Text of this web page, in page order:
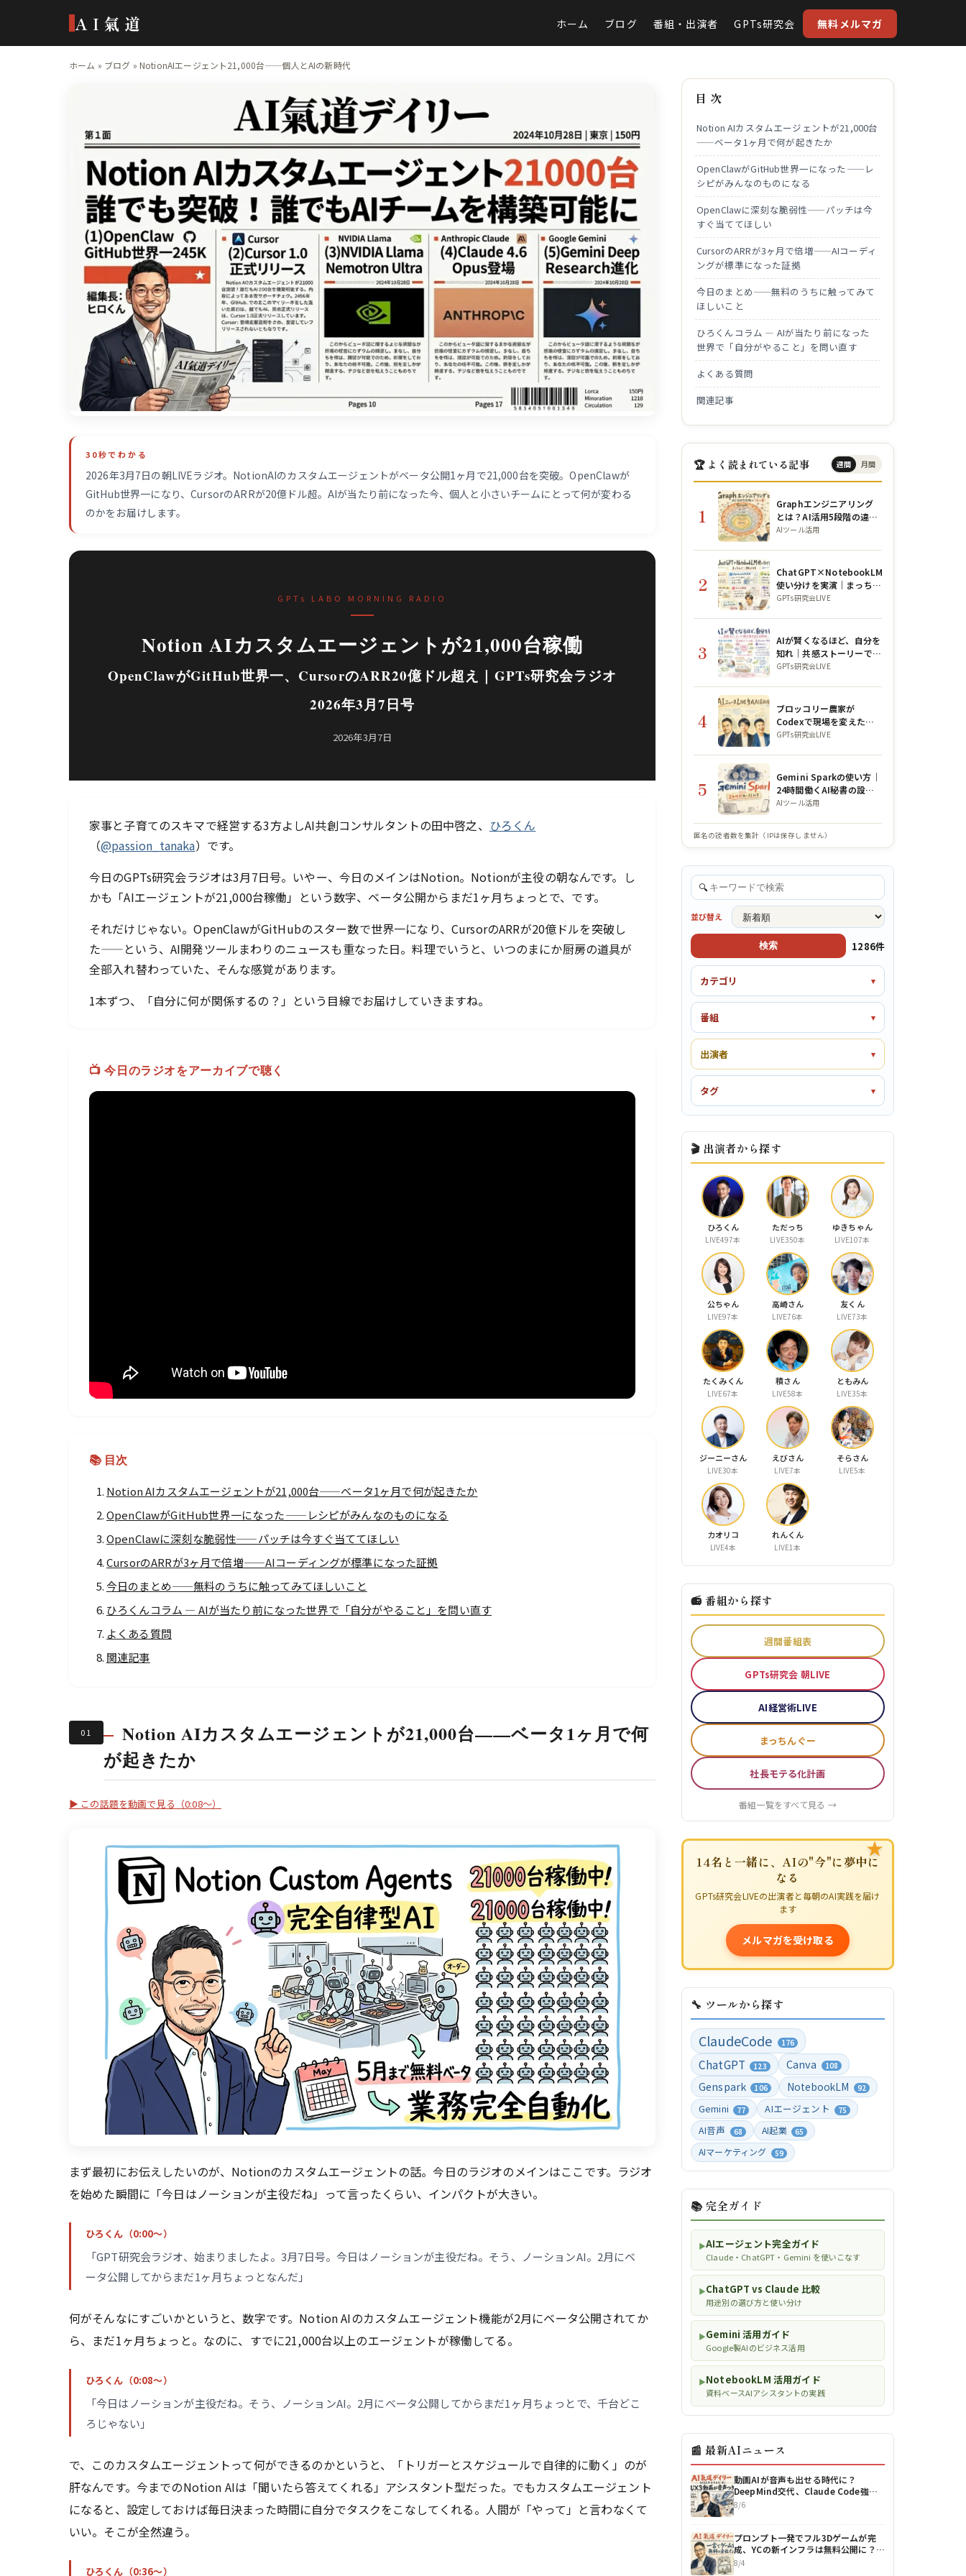
AI氣道 ホーム ブログ 番組・出演者 GPTs研究会 無料メルマガ
ホーム » ブログ » NotionAIエージェント21,000台——個人とAIの新時代
30秒でわかる
2026年3月7日の朝LIVEラジオ。NotionAIのカスタムエージェントがベータ公開1ヶ月で21,000台を突破。OpenClawが
GitHub世界一になり、CursorのARRが20億ドル超。AIが当たり前になった今、個人と小さいチームにとって何が変わる
のかをお届けします。
GPTs LABO MORNING RADIO
Notion AIカスタムエージェントが21,000台稼働
OpenClawがGitHub世界一、CursorのARR20億ドル超え｜GPTs研究会ラジオ
2026年3月7日号
2026年3月7日
家事と子育てのスキマで経営する3方よしAI共創コンサルタントの田中啓之、 ひろくん
（@passion_tanaka）です。
今日のGPTs研究会ラジオは3月7日号。いやー、今日のメインはNotion。Notionが主役の朝なんです。し
かも「AIエージェントが21,000台稼働」という数字、ベータ公開からまだ1ヶ月ちょっとで、です。
それだけじゃない。OpenClawがGitHubのスター数で世界一になり、CursorのARRが20億ドルを突破し
た——という、AI開発ツールまわりのニュースも重なった日。料理でいうと、いつのまにか厨房の道具が
全部入れ替わっていた、そんな感覚があります。
1本ずつ、「自分に何が関係するの？」という目線でお届けしていきますね。
📺 今日のラジオをアーカイブで聴く
📚 目次
Notion AIカスタムエージェントが21,000台——ベータ1ヶ月で何が起きたか
OpenClawがGitHub世界一になった——レシピがみんなのものになる
OpenClawに深刻な脆弱性——パッチは今すぐ当ててほしい
CursorのARRが3ヶ月で倍増——AIコーディングが標準になった証拠
今日のまとめ——無料のうちに触ってみてほしいこと
ひろくんコラム — AIが当たり前になった世界で「自分がやること」を問い直す
よくある質問
関連記事
01
Notion AIカスタムエージェントが21,000台——ベータ1ヶ月で何
が起きたか
▶ この話題を動画で見る（0:08〜）
まず最初にお伝えしたいのが、Notionのカスタムエージェントの話。今日のラジオのメインはここです。ラジオ
を始めた瞬間に「今日はノーションが主役だね」って言ったくらい、インパクトが大きい。
ひろくん（0:00〜）
「GPT研究会ラジオ、始まりましたよ。3月7日号。今日はノーションが主役だね。そう、ノーションAI。2月にベ
ータ公開してからまだ1ヶ月ちょっとなんだ」
何がそんなにすごいかというと、数字です。Notion AIのカスタムエージェント機能が2月にベータ公開されてか
ら、まだ1ヶ月ちょっと。なのに、すでに21,000台以上のエージェントが稼働してる。
ひろくん（0:08〜）
「今日はノーションが主役だね。そう、ノーションAI。2月にベータ公開してからまだ1ヶ月ちょっとで、千台どこ
ろじゃない」
で、このカスタムエージェントって何ができるのかというと、「トリガーとスケジュールで自律的に動く」のが
肝なんです。今までのNotion AIは「聞いたら答えてくれる」アシスタント型だった。でもカスタムエージェント
になると、設定しておけば毎日決まった時間に自分でタスクをこなしてくれる。人間が「やって」と言わなくて
いい。そこが全然違う。
ひろくん（0:36〜）
目 次
Notion AIカスタムエージェントが21,000台
——ベータ1ヶ月で何が起きたか
OpenClawがGitHub世界一になった——レ
シピがみんなのものになる
OpenClawに深刻な脆弱性——パッチは今
すぐ当ててほしい
CursorのARRが3ヶ月で倍増——AIコーディ
ングが標準になった証拠
今日のまとめ——無料のうちに触ってみて
ほしいこと
ひろくんコラム — AIが当たり前になった
世界で「自分がやること」を問い直す
よくある質問
関連記事
🏆 よく読まれている記事 週間 月間
1
Graphエンジニアリング
とは？AI活用5段階の違い
と構造を初心者向けに解説
AIツール活用
2
ChatGPT×NotebookLM
使い分けを実演｜まっちん
ぐー朝LIVE
GPTs研究会LIVE
3
AIが賢くなるほど、自分を
知れ｜共感ストーリーで魂
を宿すAI活用術【公ちゃん
GPTs研究会LIVE
4
ブロッコリー農家が
Codexで現場を変えた話
｜GPTs研究会×WACAコ
GPTs研究会LIVE
5
Gemini Sparkの使い方｜
24時間働くAI秘書の設計
図
AIツール活用
匿名の読者数を集計（IPは保存しません）
🔍
並び替え
検索 1286件
カテゴリ
番組
出演者
タグ
🎬 出演者から探す
ひろくん
LIVE497本
ただっち
LIVE350本
ゆきちゃん
LIVE107本
公ちゃん
LIVE97本
高崎さん
LIVE76本
友くん
LIVE73本
たくみくん
LIVE67本
積さん
LIVE58本
ともみん
LIVE35本
ジーニーさん
LIVE30本
えびさん
LIVE7本
そらさん
LIVE5本
カオリコ
LIVE4本
れんくん
LIVE1本
📻 番組から探す
週間番組表
GPTs研究会 朝LIVE
AI経営術LIVE
まっちんぐー
社長モテる化計画
番組一覧をすべて見る →
★
14名と一緒に、AIの"今"に夢中に
なる
GPTs研究会LIVEの出演者と毎朝のAI実践を届け
ます
メルマガを受け取る
🔧 ツールから探す
ClaudeCode 176
ChatGPT 123 Canva 108
Genspark 106 NotebookLM 92
Gemini 77 AIエージェント 75
AI音声 68 AI起業 65
AIマーケティング 59
📚 完全ガイド
▶AIエージェント完全ガイド
Claude・ChatGPT・Gemini を使いこなす
▶ChatGPT vs Claude 比較
用途別の選び方と使い分け
▶Gemini 活用ガイド
Google製AIのビジネス活用
▶NotebookLM 活用ガイド
資料ベースAIアシスタントの実践
📰 最新AIニュース
動画AIが音声も出せる時代に？
DeepMind交代、Claude Code強化
【最新AIニュース解説】2026年8月6
日号
8/6
プロンプト一発でフル3Dゲームが完
成、YCの新インフラは無料公開に？
DeepSeekは世界最安値も更新【最新
AIニュース解説】2026年8月4日号
8/4